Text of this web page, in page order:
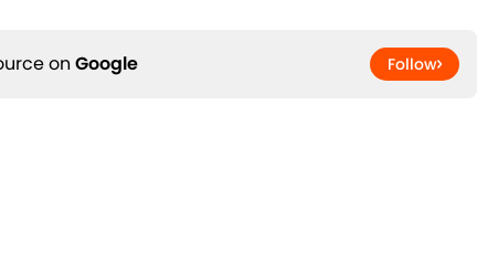
on Google Follow